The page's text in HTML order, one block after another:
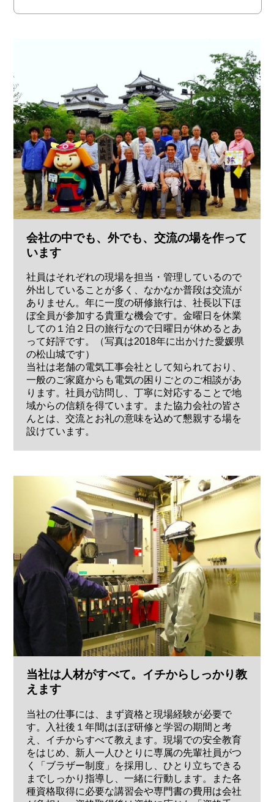
会社の中でも、外でも、交流の場を作って
います
社員はそれぞれの現場を担当・管理しているので
外出していることが多く、なかなか普段は交流が
ありません。年に一度の研修旅行は、社長以下ほ
ぼ全員が参加する貴重な機会です。金曜日を休業
しての１泊２日の旅行なので日曜日が休めるとあ
って好評です。（写真は2018年に出かけた愛媛県
の松山城です）
当社は老舗の電気工事会社として知られており、
一般のご家庭からも電気の困りごとのご相談があ
ります。社員が訪問し、丁寧に対応することで地
域からの信頼を得ています。また協力会社の皆さ
んとは、交流とお礼の意味を込めて懇親する場を
設けています。
当社は人材がすべて。イチからしっかり教
えます
当社の仕事には、まず資格と現場経験が必要で
す。入社後１年間はほぼ研修と学習の期間と考
え、イチからすべて教えます。現場での安全教育
をはじめ、新人一人ひとりに専属の先輩社員がつ
く「ブラザー制度」を採用し、ひとり立ちできる
までしっかり指導し、一緒に行動します。また各
種資格取得に必要な講習会や専門書の費用は会社